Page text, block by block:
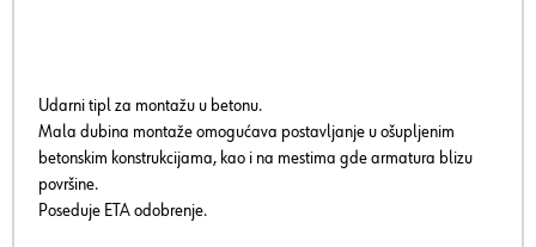
Udarni tipl za montažu u betonu.
Mala dubina montaže omogućava postavljanje u ošupljenim
betonskim konstrukcijama, kao i na mestima gde armatura blizu
površine.
Poseduje ETA odobrenje.